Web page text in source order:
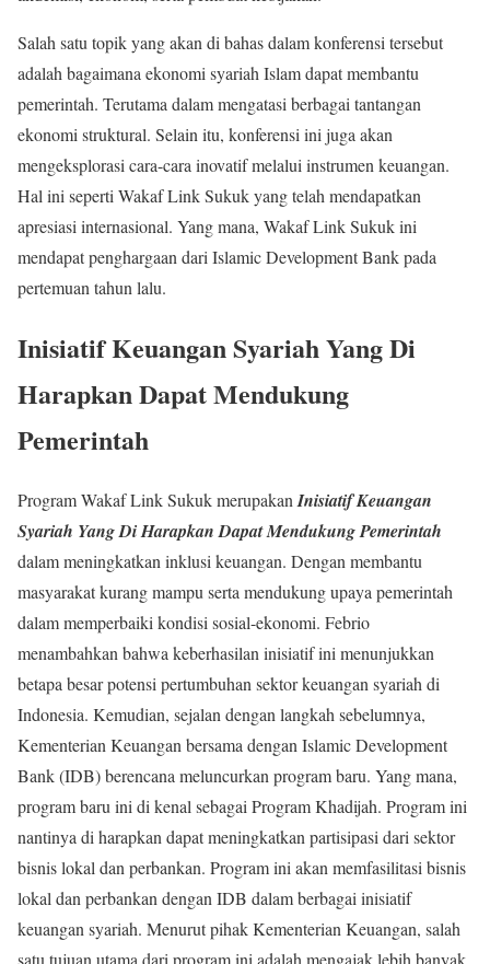
Salah satu topik yang akan di bahas dalam konferensi tersebut
adalah bagaimana ekonomi syariah Islam dapat membantu
pemerintah. Terutama dalam mengatasi berbagai tantangan
ekonomi struktural. Selain itu, konferensi ini juga akan
mengeksplorasi cara-cara inovatif melalui instrumen keuangan.
Hal ini seperti Wakaf Link Sukuk yang telah mendapatkan
apresiasi internasional. Yang mana, Wakaf Link Sukuk ini
mendapat penghargaan dari Islamic Development Bank pada
pertemuan tahun lalu.
Inisiatif Keuangan Syariah Yang Di
Harapkan Dapat Mendukung
Pemerintah
Program Wakaf Link Sukuk merupakan Inisiatif Keuangan
Syariah Yang Di Harapkan Dapat Mendukung Pemerintah
dalam meningkatkan inklusi keuangan. Dengan membantu
masyarakat kurang mampu serta mendukung upaya pemerintah
dalam memperbaiki kondisi sosial-ekonomi. Febrio
menambahkan bahwa keberhasilan inisiatif ini menunjukkan
betapa besar potensi pertumbuhan sektor keuangan syariah di
Indonesia. Kemudian, sejalan dengan langkah sebelumnya,
Kementerian Keuangan bersama dengan Islamic Development
Bank (IDB) berencana meluncurkan program baru. Yang mana,
program baru ini di kenal sebagai Program Khadijah. Program ini
nantinya di harapkan dapat meningkatkan partisipasi dari sektor
bisnis lokal dan perbankan. Program ini akan memfasilitasi bisnis
lokal dan perbankan dengan IDB dalam berbagai inisiatif
keuangan syariah. Menurut pihak Kementerian Keuangan, salah
satu tujuan utama dari program ini adalah mengajak lebih banyak